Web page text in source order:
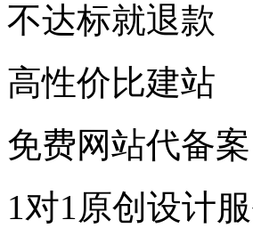
不达标就退款
高性价比建站
免费网站代备案
1对1原创设计